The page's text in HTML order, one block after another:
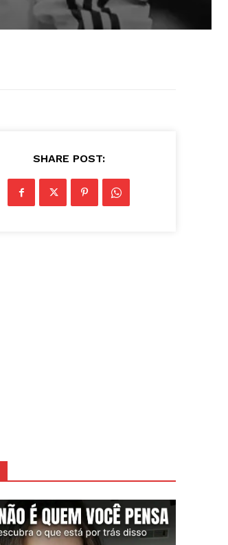
SHARE POST: